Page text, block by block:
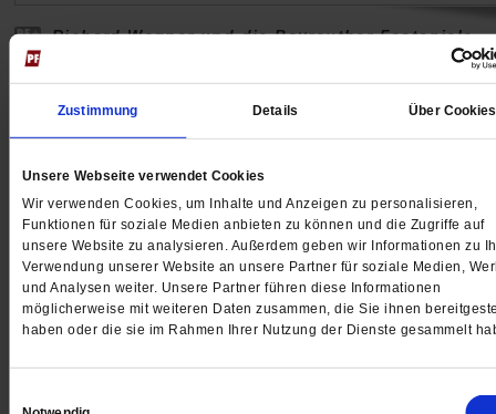
Zustimmung Details Über Cookies
Unsere Webseite verwendet Cookies
Wir verwenden Cookies, um Inhalte und Anzeigen zu personalisieren,
Funktionen für soziale Medien anbieten zu können und die Zugriffe auf
unsere Website zu analysieren. Außerdem geben wir Informationen zu
Verwendung unserer Website an unsere Partner für soziale Medien,
und Analysen weiter. Unsere Partner führen diese Informationen
möglicherweise mit weiteren Daten zusammen, die Sie ihnen
haben oder die sie im Rahmen Ihrer Nutzung der Dienste gesammelt
Richard Wagner und die Bayreuther Festspiele
Und die Religion ward Oper
Richard Wagner wollte die »erhabensten Mysterien
Christentums« in Szene setzen. Vor 150 Jahren aber
Jubiläum.
/mehr
vonPaul Kreiner